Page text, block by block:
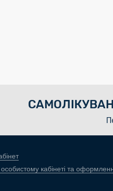
особистому кабінеті та